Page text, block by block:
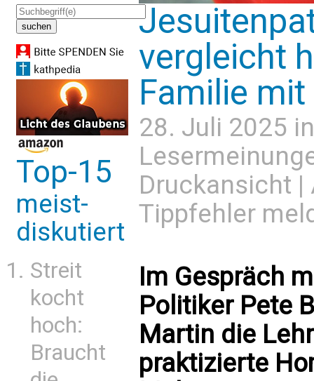
Top-15
meist-
diskutiert
Streit
kocht
hoch:
Braucht
vergleicht
Familie
28. Juli 2025
Druckansicht |
Tippfehler
Im Gespräch
Politiker Pete
Martin die
praktizierte